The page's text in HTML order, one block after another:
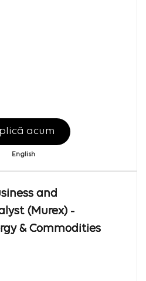
acum
English
and
(Murex) -
& Commodities